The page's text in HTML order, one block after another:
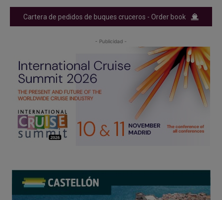
Cartera de pedidos de buques cruceros - Order book
- Publicidad -